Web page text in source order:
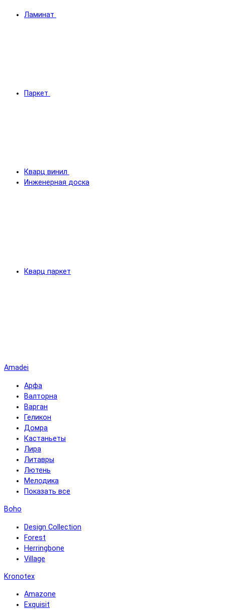
Ламинат
Паркет
Кварц винил
Инженерная доска
Кварц паркет
Amadei
Арфа
Валторна
Варган
Геликон
Домра
Кастаньеты
Лира
Литавры
Лютень
Мелодика
Показать все
Boho
Design Collection
Forest
Herringbone
Village
Kronotex
Amazone
Exquisit